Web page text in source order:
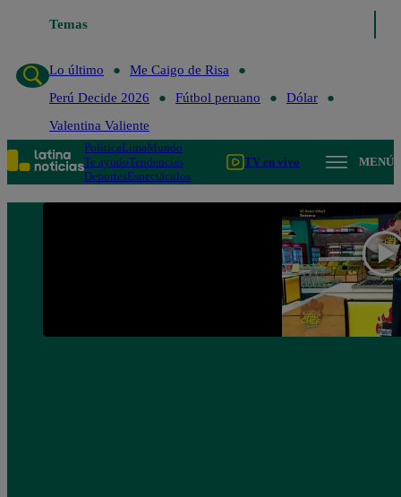
Temas
Lo último
Me Caigo de Risa
Perú Decide 2026
Fútbol peruano
Dólar
Valentina Valiente
PolíticaLimaMundo
Te ayudoTendencias
DeportesEspectáculos
TV en vivo MENÚ